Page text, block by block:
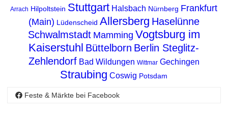
Arrach Hilpoltstein Stuttgart Halsbach Nürnberg Frankfurt
(Main) Lüdenscheid Allersberg Haselünne
Schwalmstadt Mamming Vogtsburg im
Kaiserstuhl Büttelborn Berlin Steglitz-
Zehlendorf Bad Wildungen Wittmar Gechingen
Straubing Coswig Potsdam
Feste & Märkte bei Facebook